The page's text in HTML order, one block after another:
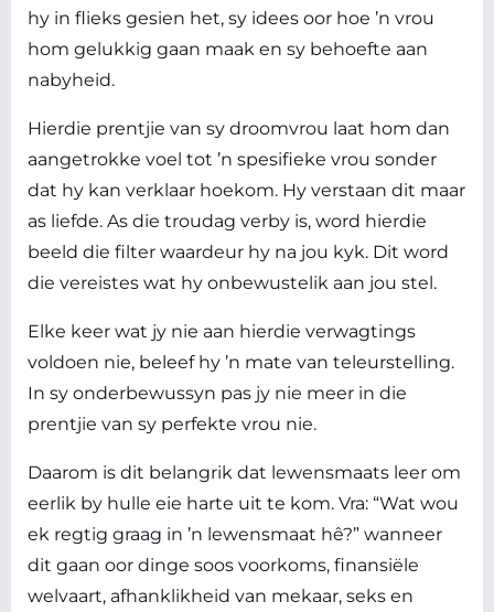
hy in flieks gesien het, sy idees oor hoe ’n vrou
hom gelukkig gaan maak en sy behoefte aan
nabyheid.
Hierdie prentjie van sy droomvrou laat hom dan
aangetrokke voel tot ’n spesifieke vrou sonder
dat hy kan verklaar hoekom. Hy verstaan dit maar
as liefde. As die troudag verby is, word hierdie
beeld die filter waardeur hy na jou kyk. Dit word
die vereistes wat hy onbewustelik aan jou stel.
Elke keer wat jy nie aan hierdie verwagtings
voldoen nie, beleef hy ’n mate van teleurstelling.
In sy onderbewussyn pas jy nie meer in die
prentjie van sy perfekte vrou nie.
Daarom is dit belangrik dat lewensmaats leer om
eerlik by hulle eie harte uit te kom. Vra: “Wat wou
ek regtig graag in ’n lewensmaat hê?” wanneer
dit gaan oor dinge soos voorkoms, finansiële
welvaart, afhanklikheid van mekaar, seks en